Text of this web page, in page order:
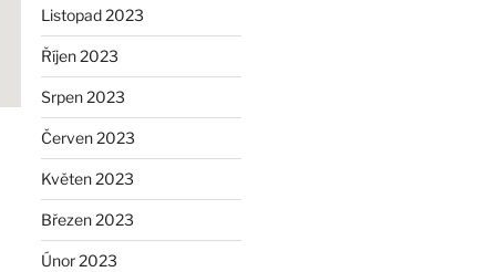
Listopad 2023
Říjen 2023
Srpen 2023
Červen 2023
Květen 2023
Březen 2023
Únor 2023